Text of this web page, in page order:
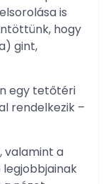
is
hogy
gint,
egy tetőtéri
rendelkezik –
valamint a